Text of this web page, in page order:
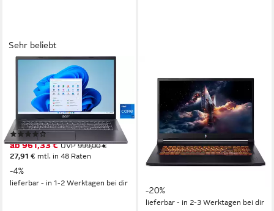
Sehr beliebt
Aspire 17 Notebook
17,3 Zoll Bildschirmdiagonale
Intel Core 7 Prozessor
Intel Graphics Grafikkarte
(20)
ab 961,33 € UVP999,00 €
27,91 € mtl. in 48 Raten
-4%
lieferbar - in 1-2 Werktagen bei dir
Nitro V17 AI - 17,3" Full-HD -
AMD Ryzen 7 260 - GeForce
RTX 5060 Gaming-Notebook
17,3 Zoll Bildschirmdiagonale
AMD Ryzen™ 7 Prozessor
GeForce RTX™ 5060 Grafikkarte
ab 1.209,00 € 1.519,00 €
-20%
lieferbar - in 2-3 Werktagen bei dir